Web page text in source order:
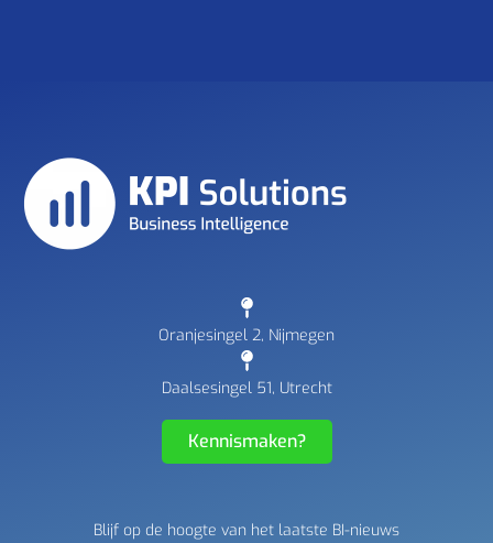
Oranjesingel 2, Nijmegen
Daalsesingel 51, Utrecht
Kennismaken?
Blijf op de hoogte van het laatste BI-nieuws